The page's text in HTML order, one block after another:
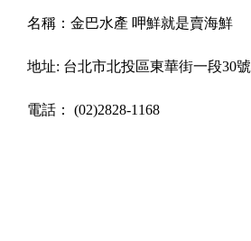
名稱： 金巴水產 呷鮮就是賣海鮮
地址: 台北市北投區東華街一段30號
電話： (02)2828-1168